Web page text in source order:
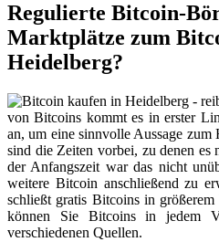
Regulierte Bitcoin-
Marktplätze zum
Heidelberg?
von Bitcoins kommt es in erster
an, um eine sinnvolle Aussage zum
sind die Zeiten vorbei, zu denen es
der Anfangszeit war das nicht
weitere Bitcoin anschließend zu
schließt gratis Bitcoins in
können Sie Bitcoins in jedem
verschiedenen Quellen.